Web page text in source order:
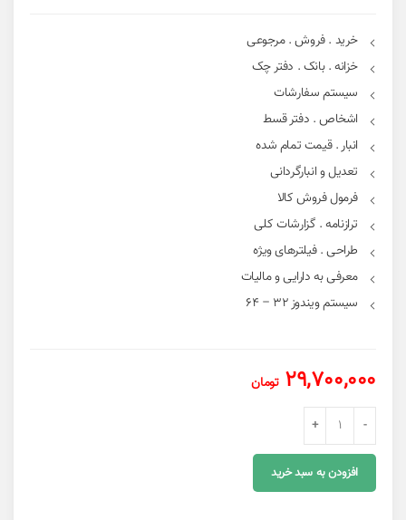
خرید . فروش . مرجوعی
خزانه . بانک . دفتر چک
سیستم سفارشات
اشخاص . دفتر قسط
انبار . قیمت تمام شده
تعدیل و انبارگردانی
فرمول فروش کالا
ترازنامه . گزارشات کلی
طراحی . فیلترهای ویژه
معرفی به دارایی و مالیات
سیستم ویندوز 32 – 64
29,700,000 تومان
سیستم حسابداری ویژه فروشگاهی عدد
افزودن به سبد خرید